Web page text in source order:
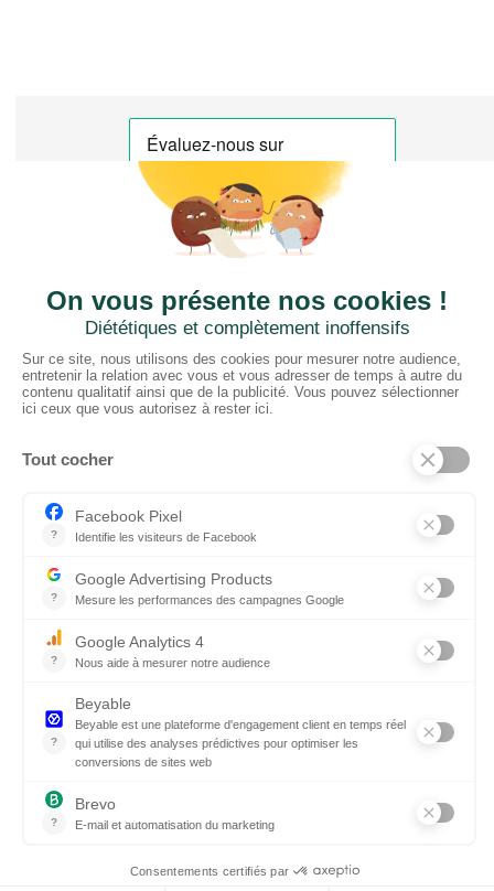
CTN FRANCE
2 rue du Puits Dixme 604
94310 ORLY
01 41 73 12 40
Horaires :
Retrait Dépôt : 08h30-12h00; 13h30-17h30
PRODUITS
Tissus
Tissus scénique
Plafonds
Murs
ElKarton
Accessoires
AUTRES
Entrepôt Lyon
Réalisations
SUIVEZ-NOUS !
Linkedin
Instagram
Facebook
Mentions légales
Politique de confidentialité